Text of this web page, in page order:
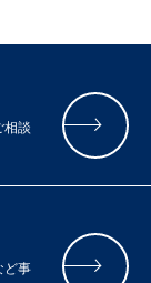
相談
ど事